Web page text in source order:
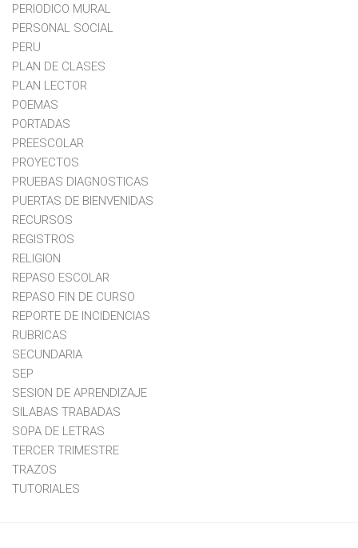
PERIODICO MURAL
PERSONAL SOCIAL
PERU
PLAN DE CLASES
PLAN LECTOR
POEMAS
PORTADAS
PREESCOLAR
PROYECTOS
PRUEBAS DIAGNOSTICAS
PUERTAS DE BIENVENIDAS
RECURSOS
REGISTROS
RELIGION
REPASO ESCOLAR
REPASO FIN DE CURSO
REPORTE DE INCIDENCIAS
RUBRICAS
SECUNDARIA
SEP
SESION DE APRENDIZAJE
SILABAS TRABADAS
SOPA DE LETRAS
TERCER TRIMESTRE
TRAZOS
TUTORIALES